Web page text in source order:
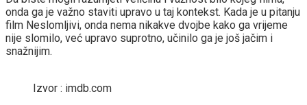
onda ga je važno staviti upravo u taj kontekst. Kada je u pitanju
film Neslomljivi, onda nema nikakve dvojbe kako ga vrijeme
nije slomilo, već upravo suprotno, učinilo ga je još jačim i
snažnijim.
Izvor : imdb.com